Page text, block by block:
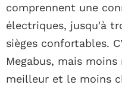
comprennent une
électriques, jusqu'à
sièges confortables.
Megabus, mais
meilleur et le moins